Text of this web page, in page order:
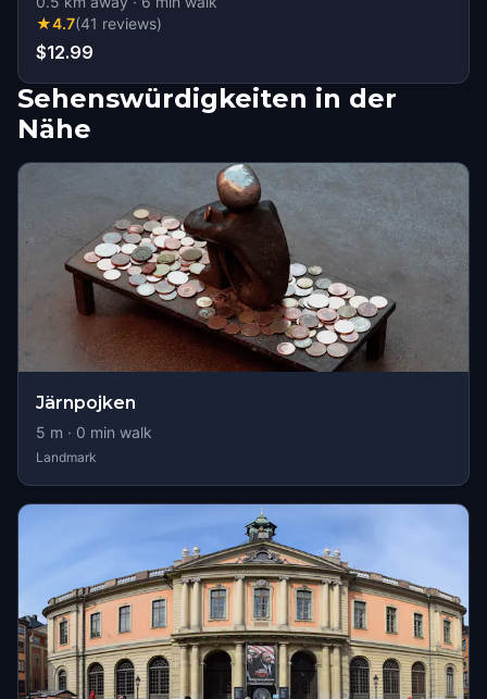
★4.7(41 reviews)
$12.99
Sehenswürdigkeiten in der
Nähe
Järnpojken
5 m · 0 min walk
Landmark